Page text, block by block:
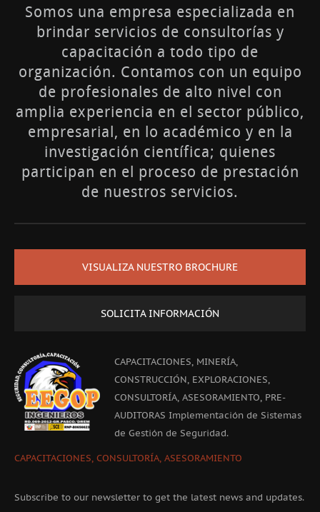
Somos una empresa especializada en
brindar servicios de consultorías y
capacitación a todo tipo de
organización. Contamos con un equipo
de profesionales de alto nivel con
amplia experiencia en el sector público,
empresarial, en lo académico y en la
investigación científica; quienes
participan en el proceso de prestación
de nuestros servicios.
VISUALIZA NUESTRO BROCHURE
SOLICITA INFORMACIÓN
CAPACITACIONES, MINERÍA,
CONSTRUCCIÓN, EXPLORACIONES,
CONSULTORÍA, ASESORAMIENTO, PRE-
AUDITORAS Implementación de Sistemas
de Gestión de Seguridad.
CAPACITACIONES, CONSULTORÍA, ASESORAMIENTO
Subscribe to our newsletter to get the latest news and updates.